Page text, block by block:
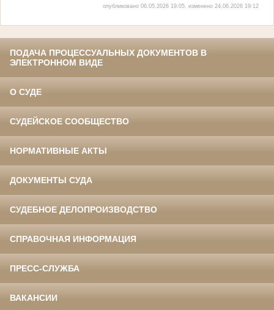
опубликовано 06.05.2026 19:05, изменено 24.06.2026 19:12
ПОДАЧА ПРОЦЕССУАЛЬНЫХ ДОКУМЕНТОВ В
ЭЛЕКТРОННОМ ВИДЕ
О СУДЕ
СУДЕЙСКОЕ СООБЩЕСТВО
НОРМАТИВНЫЕ АКТЫ
ДОКУМЕНТЫ СУДА
СУДЕБНОЕ ДЕЛОПРОИЗВОДСТВО
СПРАВОЧНАЯ ИНФОРМАЦИЯ
ПРЕСС-СЛУЖБА
ВАКАНСИИ